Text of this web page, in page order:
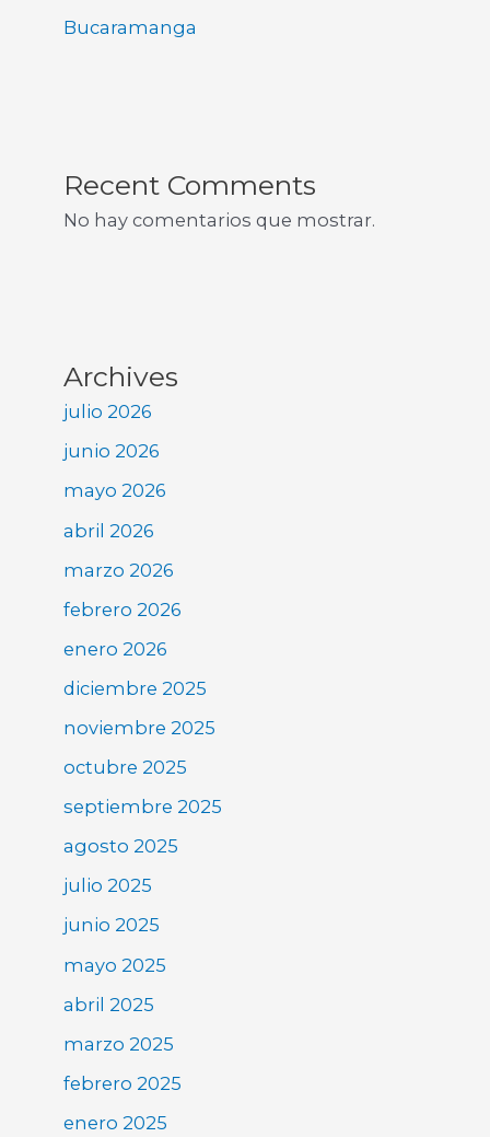
Bucaramanga
Recent Comments
No hay comentarios que mostrar.
Archives
julio 2026
junio 2026
mayo 2026
abril 2026
marzo 2026
febrero 2026
enero 2026
diciembre 2025
noviembre 2025
octubre 2025
septiembre 2025
agosto 2025
julio 2025
junio 2025
mayo 2025
abril 2025
marzo 2025
febrero 2025
enero 2025